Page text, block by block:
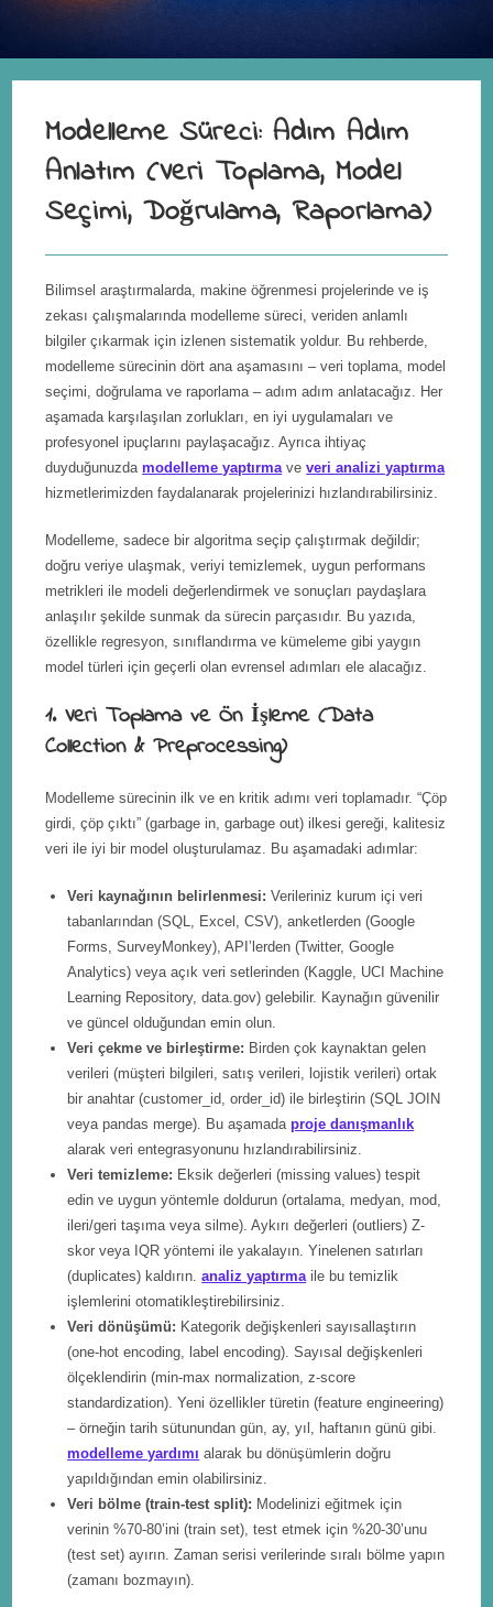
Modelleme Süreci: Adım Adım
Anlatım (Veri Toplama, Model
Seçimi, Doğrulama, Raporlama)
Bilimsel araştırmalarda, makine öğrenmesi projelerinde ve iş
zekası çalışmalarında modelleme süreci, veriden anlamlı
bilgiler çıkarmak için izlenen sistematik yoldur. Bu rehberde,
modelleme sürecinin dört ana aşamasını – veri toplama, model
seçimi, doğrulama ve raporlama – adım adım anlatacağız. Her
aşamada karşılaşılan zorlukları, en iyi uygulamaları ve
profesyonel ipuçlarını paylaşacağız. Ayrıca ihtiyaç
duyduğunuzdamodelleme yaptırma veveri analizi yaptırma
hizmetlerimizden faydalanarak projelerinizi hızlandırabilirsiniz.
Modelleme, sadece bir algoritma seçip çalıştırmak değildir;
doğru veriye ulaşmak, veriyi temizlemek, uygun performans
metrikleri ile modeli değerlendirmek ve sonuçları paydaşlara
anlaşılır şekilde sunmak da sürecin parçasıdır. Bu yazıda,
özellikle regresyon, sınıflandırma ve kümeleme gibi yaygın
model türleri için geçerli olan evrensel adımları ele alacağız.
1. Veri Toplama ve Ön İşleme (Data
Collection & Preprocessing)
Modelleme sürecinin ilk ve en kritik adımı veri toplamadır. “Çöp
girdi, çöp çıktı” (garbage in, garbage out) ilkesi gereği, kalitesiz
veri ile iyi bir model oluşturulamaz. Bu aşamadaki adımlar:
Veri kaynağının belirlenmesi: Verileriniz kurum içi veri
tabanlarından (SQL, Excel, CSV), anketlerden (Google
Forms, SurveyMonkey), API’lerden (Twitter, Google
Analytics) veya açık veri setlerinden (Kaggle, UCI Machine
Learning Repository, data.gov) gelebilir. Kaynağın güvenilir
ve güncel olduğundan emin olun.
Veri çekme ve birleştirme: Birden çok kaynaktan gelen
verileri (müşteri bilgileri, satış verileri, lojistik verileri) ortak
bir anahtar (customer_id, order_id) ile birleştirin (SQL JOIN
veya pandas merge). Bu aşamadaproje danışmanlık
alarak veri entegrasyonunu hızlandırabilirsiniz.
Veri temizleme: Eksik değerleri (missing values) tespit
edin ve uygun yöntemle doldurun (ortalama, medyan, mod,
ileri/geri taşıma veya silme). Aykırı değerleri (outliers) Z-
skor veya IQR yöntemi ile yakalayın. Yinelenen satırları
(duplicates) kaldırın.analiz yaptırma ile bu temizlik
işlemlerini otomatikleştirebilirsiniz.
Veri dönüşümü: Kategorik değişkenleri sayısallaştırın
(one-hot encoding, label encoding). Sayısal değişkenleri
ölçeklendirin (min-max normalization, z-score
standardization). Yeni özellikler türetin (feature engineering)
– örneğin tarih sütunundan gün, ay, yıl, haftanın günü gibi.
modelleme yardımı alarak bu dönüşümlerin doğru
yapıldığından emin olabilirsiniz.
Veri bölme (train-test split): Modelinizi eğitmek için
verinin %70-80’ini (train set), test etmek için %20-30’unu
(test set) ayırın. Zaman serisi verilerinde sıralı bölme yapın
(zamanı bozmayın).